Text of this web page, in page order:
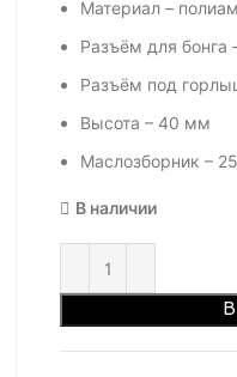
Материал –
Разъём для бонга
Разъём под
Высота – 40 мм
Маслозборник –
В наличии